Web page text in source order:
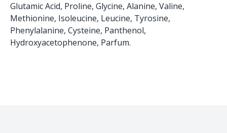
Glutamic Acid, Proline, Glycine, Alanine, Valine,
Methionine, Isoleucine, Leucine, Tyrosine,
Phenylalanine, Cysteine, Panthenol,
Hydroxyacetophenone, Parfum.